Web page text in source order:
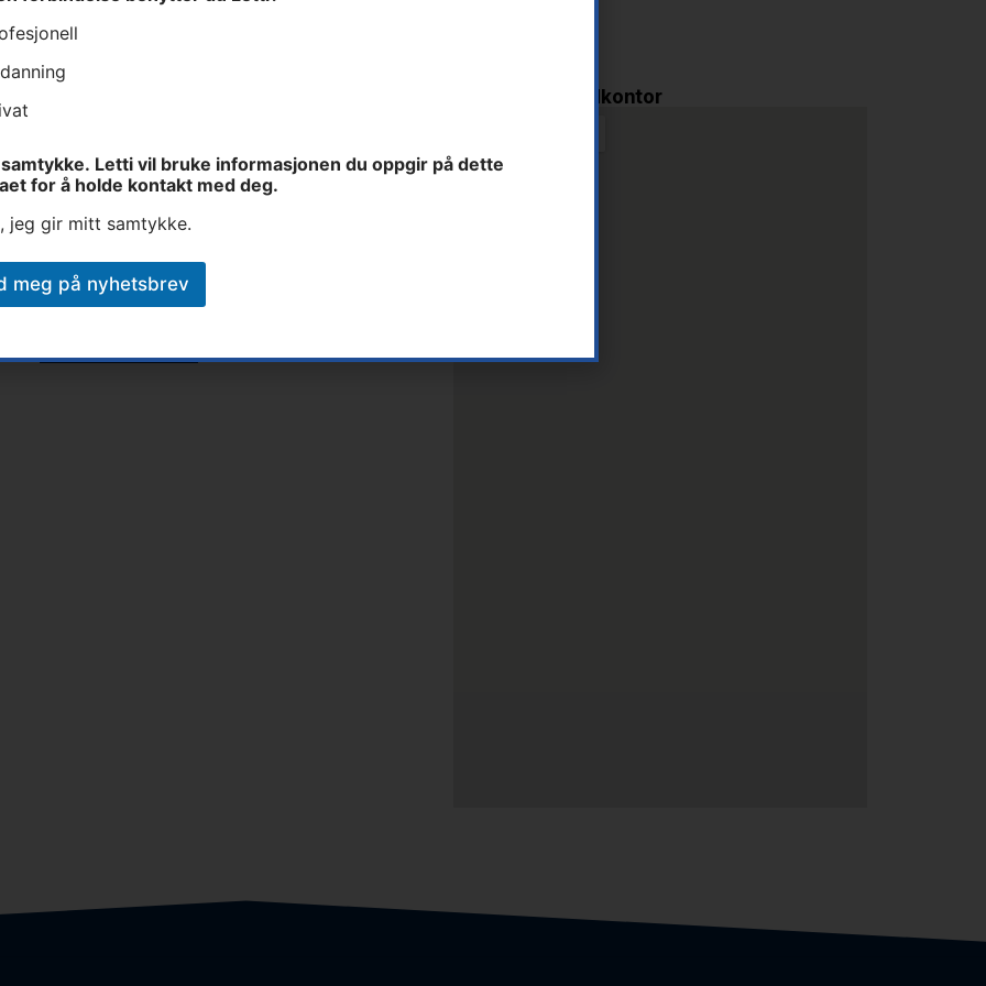
Letti AS - Hovedkontor
samtykke. Letti vil bruke informasjonen du oppgir på dette
for å holde kontakt med deg.
jeg gir mitt samtykke.
meg på nyhetsbrev